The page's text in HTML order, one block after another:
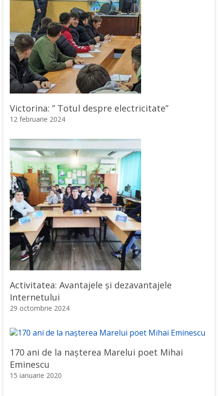
Victorina: ” Totul despre electricitate”
12 februarie 2024
Activitatea: Avantajele şi dezavantajele
Internetului
29 octombrie 2024
170 ani de la nașterea Marelui poet Mihai
Eminescu
15 ianuarie 2020